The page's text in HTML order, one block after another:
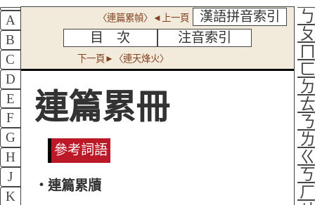
A
B
C
D
E
F
G
H
J
K
〈連篇累幀〉◄上一頁
漢語拼音索引
目 次
注音索引
下一頁►〈連天烽火〉
連篇累冊
參考詞語
‧連篇累牘